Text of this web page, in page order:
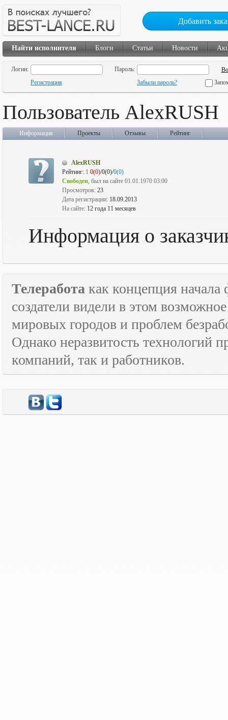
Добавить
Найти исполнителя Блоги Статьи Новости
Логин:
Пароль:
Регистрация
Забыли пароль?
Пользователь AlexRUSH
Информация Проекты Отзывы Рейтинг
AlexRUSH
Рейтинг: 1 0(0)/0(0)/0(0)
Свободен, был на сайте 01.01.1970 03:00
Просмотров: 23
Дата регистрации: 18.09.2013
На сайте: 12 года 11 месяцев
Информация о
Телеработа как концепция начала
создатели видели в этом
мировых городов и проблем
Однако неразвитость технологий
компаний, так и работников.